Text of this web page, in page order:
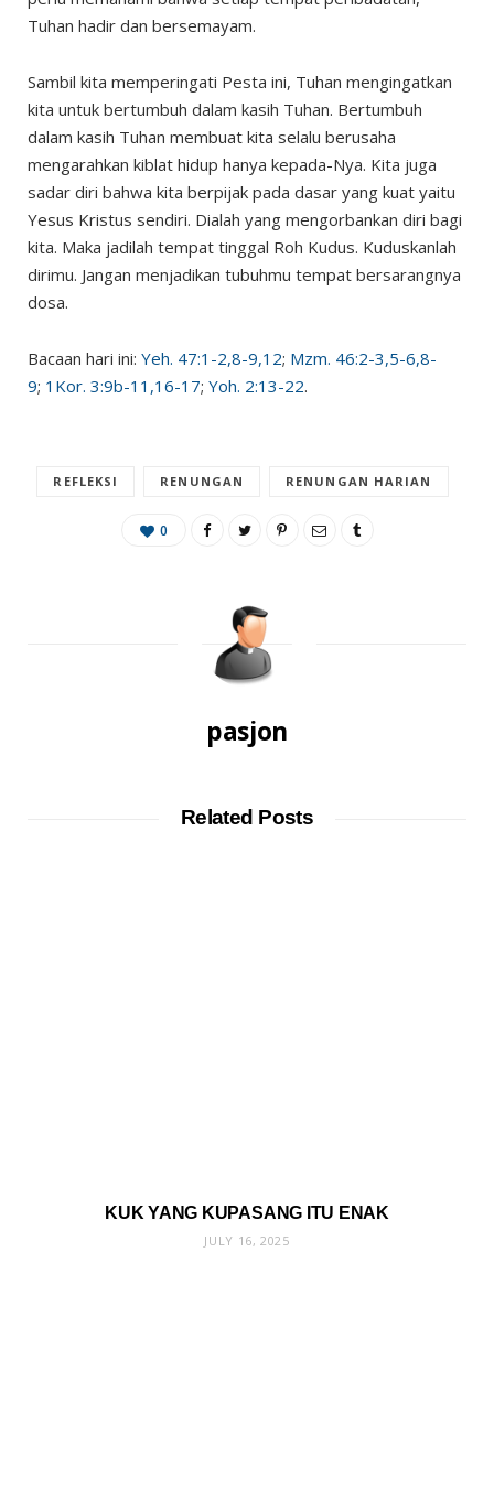
Tuhan hadir dan bersemayam.
Sambil kita memperingati Pesta ini, Tuhan mengingatkan
kita untuk bertumbuh dalam kasih Tuhan. Bertumbuh
dalam kasih Tuhan membuat kita selalu berusaha
mengarahkan kiblat hidup hanya kepada-Nya. Kita juga
sadar diri bahwa kita berpijak pada dasar yang kuat yaitu
Yesus Kristus sendiri. Dialah yang mengorbankan diri bagi
kita. Maka jadilah tempat tinggal Roh Kudus. Kuduskanlah
dirimu. Jangan menjadikan tubuhmu tempat bersarangnya
dosa.
Bacaan hari ini: Yeh. 47:1-2,8-9,12; Mzm. 46:2-3,5-6,8-
9; 1Kor. 3:9b-11,16-17; Yoh. 2:13-22.
REFLEKSI RENUNGAN RENUNGAN HARIAN
0
pasjon
Related Posts
KUK YANG KUPASANG ITU ENAK
JULY 16, 2025